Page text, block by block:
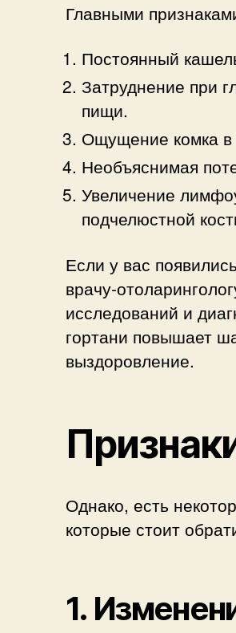
Главными
Постоянный
Затруднение при
пищи.
Ощущение комка в
Необъяснимая
Увеличение
подчелюстной
Если у вас
врачу-
исследований и
гортани повышает
выздоровление.
Однако, есть
которые стоит
1.